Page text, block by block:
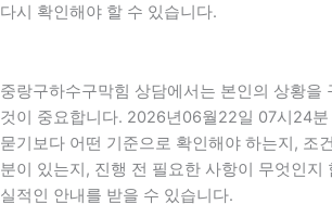
다시 확인해야 할 수 있습니다.
중랑구하수구막힘 상담에서는 본인의 상황을
것이 중요합니다. 2026년06월22일 07시24
묻기보다 어떤 기준으로 확인해야 하는지, 조
분이 있는지, 진행 전 필요한 사항이 무엇인지
실적인 안내를 받을 수 있습니다.